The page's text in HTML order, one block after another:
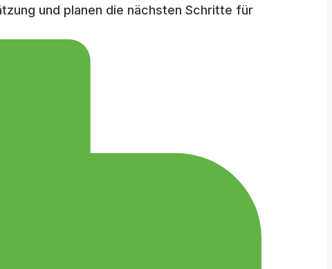
und planen die nächsten Schritte für